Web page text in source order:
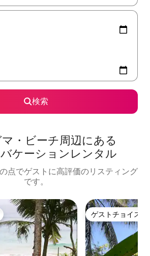
検索
・ビーチ⁠周⁠辺⁠に⁠あ⁠る
ケ⁠ー⁠シ⁠ョ⁠ン⁠レ⁠ン⁠タ⁠ル
点でゲストに高評価のリスティング
です。
イスです。 ゲストチョイス
ゲストチョイス